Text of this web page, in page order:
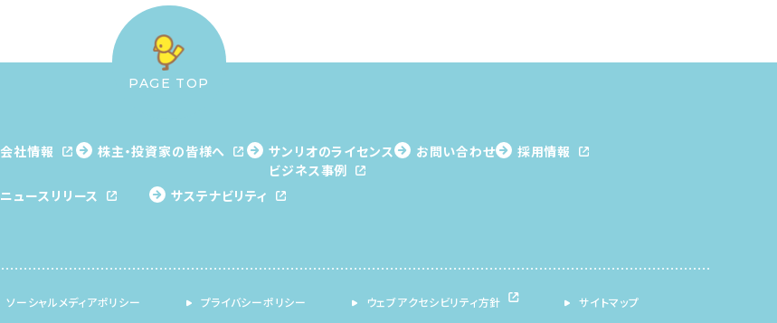
PAGE TOP
会社情報 株主・投資家の皆様へ
サンリオのライセンス
ビジネス事例
お問い合わせ 採用情報
ニュースリリース サステナビリティ
ソーシャルメディアポリシー プライバシーポリシー ウェブアクセシビリティ方針 サイトマップ